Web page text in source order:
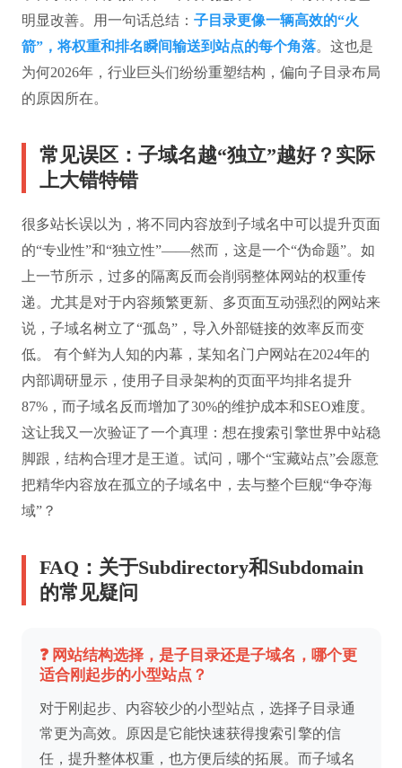
明显改善。用一句话总结： 子目录更像一辆高效的“火
箭”，将权重和排名瞬间输送到站点的每个角落。这也是
为何2026年，行业巨头们纷纷重塑结构，偏向子目录布局
的原因所在。
常见误区：子域名越“独立”越好？实际
上大错特错
很多站长误以为，将不同内容放到子域名中可以提升页面
的“专业性”和“独立性”——然而，这是一个“伪命题”。如
上一节所示，过多的隔离反而会削弱整体网站的权重传
递。尤其是对于内容频繁更新、多页面互动强烈的网站来
说，子域名树立了“孤岛”，导入外部链接的效率反而变
低。 有个鲜为人知的内幕，某知名门户网站在2024年的
内部调研显示，使用子目录架构的页面平均排名提升
87%，而子域名反而增加了30%的维护成本和SEO难度。
这让我又一次验证了一个真理：想在搜索引擎世界中站稳
脚跟，结构合理才是王道。试问，哪个“宝藏站点”会愿意
把精华内容放在孤立的子域名中，去与整个巨舰“争夺海
域”？
FAQ：关于Subdirectory和Subdomain
的常见疑问
❓ 网站结构选择，是子目录还是子域名，哪个更
适合刚起步的小型站点？
对于刚起步、内容较少的小型站点，选择子目录通
常更为高效。原因是它能快速获得搜索引擎的信
任，提升整体权重，也方便后续的拓展。而子域名